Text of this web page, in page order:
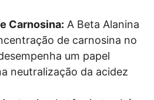
Carnosina: A Beta Alanina
de carnosina no
um papel
neutralização da acidez